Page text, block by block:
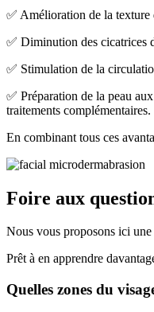
✅ Amélioration de la texture
✅ Diminution des cicatrices
✅ Stimulation de la
✅ Préparation de la peau
traitements complémentaires.
En combinant tous ces
Foire aux
Nous vous proposons ici
Prêt à en apprendre
Quelles zones du